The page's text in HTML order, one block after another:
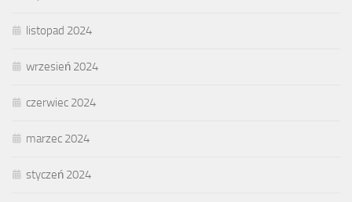
listopad 2024
wrzesień 2024
czerwiec 2024
marzec 2024
styczeń 2024